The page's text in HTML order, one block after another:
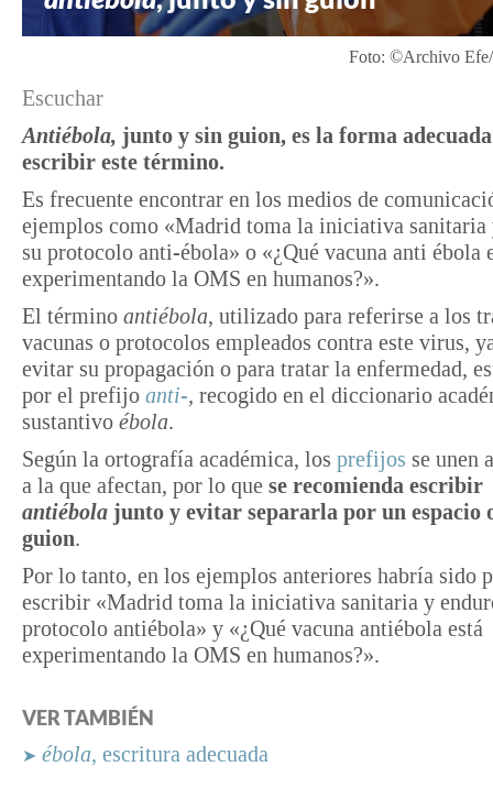
Foto: ©Archivo
Escuchar
Antiébola, junto y sin guion, es la forma
escribir este término.
Es frecuente encontrar en los medios de
ejemplos como «Madrid toma la iniciativa sanitaria
su protocolo anti-ébola» o «¿Qué vacuna anti ébola
experimentando la OMS en humanos?».
El término antiébola, utilizado para referirse a los
vacunas o protocolos empleados contra este virus,
evitar su propagación o para tratar la enfermedad,
por el prefijo anti-, recogido en el diccionario
sustantivo ébola.
Según la ortografía académica, los prefijos se unen
a la que afectan, por lo que se recomienda escribir
antiébola junto y evitar separarla por un espacio
guion.
Por lo tanto, en los ejemplos anteriores habría sido
escribir «Madrid toma la iniciativa sanitaria y
protocolo antiébola» y «¿Qué vacuna antiébola está
experimentando la OMS en humanos?».
VER TAMBIÉN
➤ ébola, escritura adecuada